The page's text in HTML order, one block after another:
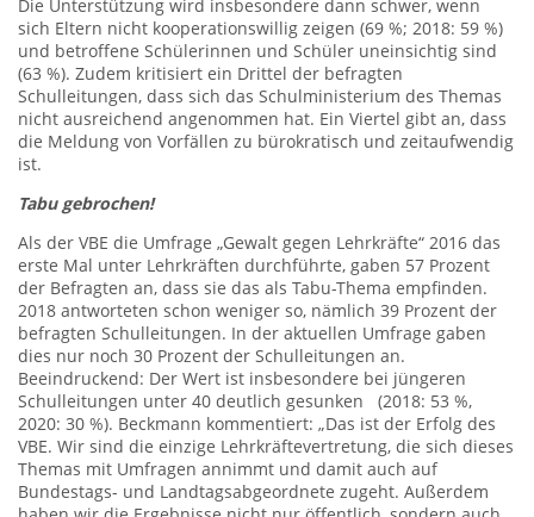
Die Unterstützung wird insbesondere dann schwer, wenn
sich Eltern nicht kooperationswillig zeigen (69 %; 2018: 59 %)
und betroffene Schülerinnen und Schüler uneinsichtig sind
(63 %). Zudem kritisiert ein Drittel der befragten
Schulleitungen, dass sich das Schulministerium des Themas
nicht ausreichend angenommen hat. Ein Viertel gibt an, dass
die Meldung von Vorfällen zu bürokratisch und zeitaufwendig
ist.
Tabu gebrochen!
Als der VBE die Umfrage „Gewalt gegen Lehrkräfte“ 2016 das
erste Mal unter Lehrkräften durchführte, gaben 57 Prozent
der Befragten an, dass sie das als Tabu-Thema empfinden.
2018 antworteten schon weniger so, nämlich 39 Prozent der
befragten Schulleitungen. In der aktuellen Umfrage gaben
dies nur noch 30 Prozent der Schulleitungen an.
Beeindruckend: Der Wert ist insbesondere bei jüngeren
Schulleitungen unter 40 deutlich gesunken (2018: 53 %,
2020: 30 %). Beckmann kommentiert: „Das ist der Erfolg des
VBE. Wir sind die einzige Lehrkräftevertretung, die sich dieses
Themas mit Umfragen annimmt und damit auch auf
Bundestags- und Landtagsabgeordnete zugeht. Außerdem